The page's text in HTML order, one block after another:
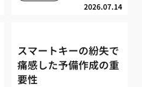
2026.07.14
スマートキーの紛失で
痛感した予備作成の重
要性